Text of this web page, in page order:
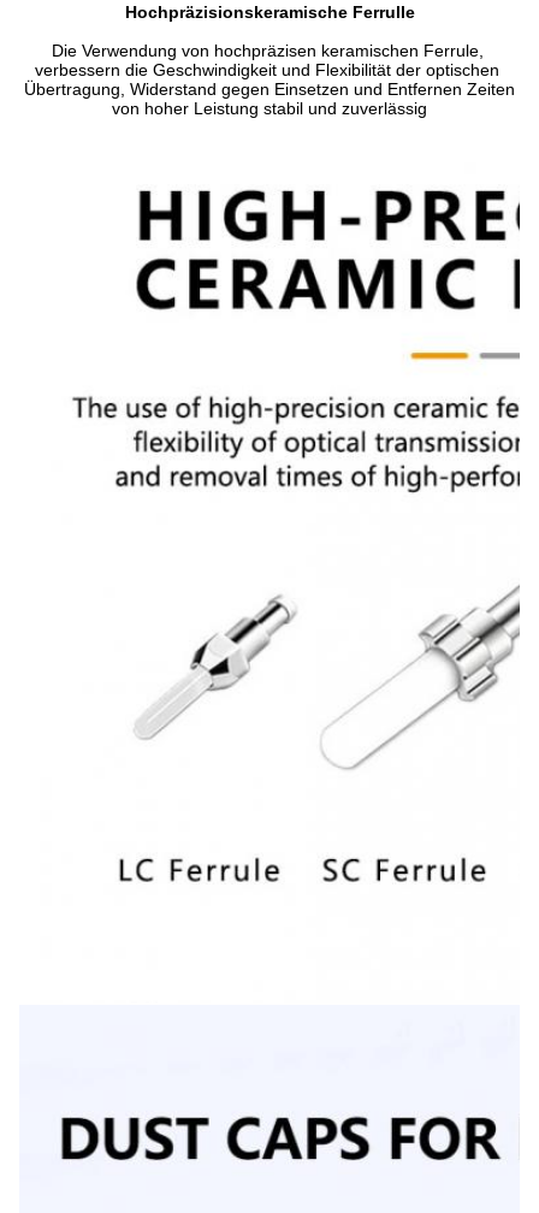
Hochpräzisionskeramische Ferrulle
Die Verwendung von hochpräzisen keramischen Ferrule,
verbessern die Geschwindigkeit und Flexibilität der optischen
Übertragung, Widerstand gegen Einsetzen und Entfernen Zeiten
von hoher Leistung stabil und zuverlässig